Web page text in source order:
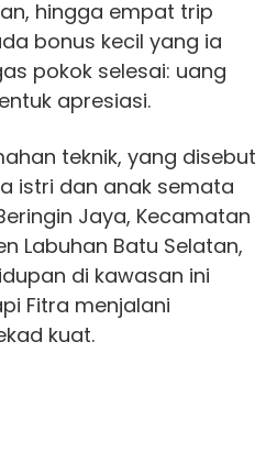
hingga empat trip
bonus kecil yang ia
pokok selesai: uang
apresiasi.
teknik, yang disebut
istri dan anak semata
Jaya, Kecamatan
Labuhan Batu Selatan,
di kawasan ini
Fitra menjalani
kuat.